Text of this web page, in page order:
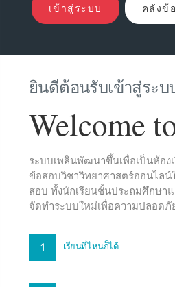
เข้าสู่ระบบ คลังข้
ยินดีต้อนรับเข้าสู่ระบ
Welcome
ระบบเพลินพัฒนาขึ้นเพื่อเป็นห้อง
ข้อสอบวิชาวิทยาศาสตร์ออนไลน์
สอบ ทั้งนักเรียนชั้นประถมศึกษ
จัดทำระบบใหม่เพื่อความปลอดภั
1 เรียนที่ไหนก็ได้